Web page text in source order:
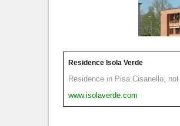
Residence Isola Verde
Residence in Pisa Cisanello,
www.isolaverde.com